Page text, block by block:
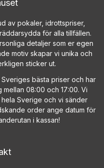
av pokaler, idrottspriser,
för alla tillfällen.
detaljer som er egen
motiv skapar vi unika och
sticker ut.
bästa priser och har
08:00 och 17:00. Vi
Sverige och vi sänder
order ange datum för
i kassan!